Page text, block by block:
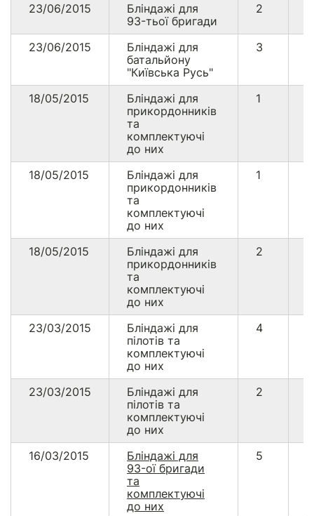
23/06/2015
Бліндажі для
93-тьої бригади
2
23/06/2015
Бліндажі для
батальйону
"Київська Русь"
3
18/05/2015
Бліндажі для
прикордонників
та
комплектуючі
до них
1
18/05/2015
Бліндажі для
прикордонників
та
комплектуючі
до них
1
18/05/2015
Бліндажі для
прикордонників
та
комплектуючі
до них
2
23/03/2015
Бліндажі для
пілотів та
комплектуючі
до них
4
23/03/2015
Бліндажі для
пілотів та
комплектуючі
до них
2
16/03/2015
Бліндажі для
93-ої бригади
та
комплектуючі
до них
5